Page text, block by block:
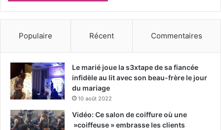
Populaire Récent Commentaires
Le marié joue la s3xtape de sa fiancée
infidèle au lit avec son beau-frère le jour
du mariage
10 août 2022
Vidéo: Ce salon de coiffure où une
»coiffeuse » embrasse les clients